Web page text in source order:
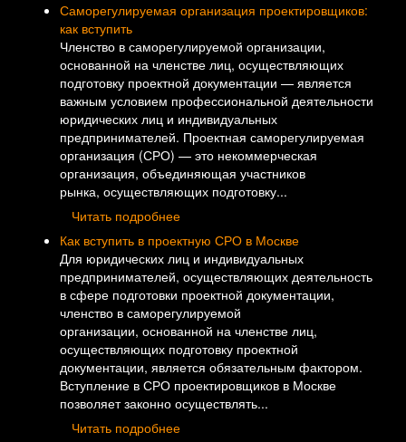
Саморегулируемая организация проектировщиков:
как вступить
Членство в саморегулируемой организации,
основанной на членстве лиц, осуществляющих
подготовку проектной документации — является
важным условием профессиональной деятельности
юридических лиц и индивидуальных
предпринимателей. Проектная саморегулируемая
организация (СРО) — это некоммерческая
организация, объединяющая участников
рынка, осуществляющих подготовку...
Читать подробнее
Как вступить в проектную СРО в Москве
Для юридических лиц и индивидуальных
предпринимателей, осуществляющих деятельность
в сфере подготовки проектной документации,
членство в саморегулируемой
организации, основанной на членстве лиц,
осуществляющих подготовку проектной
документации, является обязательным фактором.
Вступление в СРО проектировщиков в Москве
позволяет законно осуществлять...
Читать подробнее